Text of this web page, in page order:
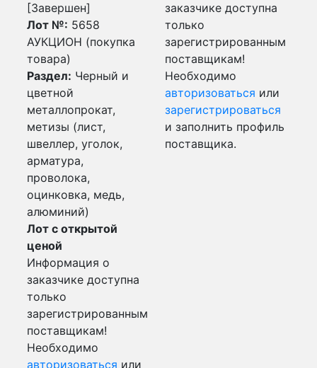
[Завершен]
Лот №: 5658
АУКЦИОН (покупка
товара)
Раздел: Черный и
цветной
металлопрокат,
метизы (лист,
швеллер, уголок,
арматура,
проволока,
оцинковка, медь,
алюминий)
Лот с открытой
ценой
Информация о
заказчике доступна
только
зарегистрированным
поставщикам!
Необходимо
авторизоваться или
заказчике доступна
только
зарегистрированным
поставщикам!
Необходимо
авторизоваться или
зарегистрироваться
и заполнить профиль
поставщика.